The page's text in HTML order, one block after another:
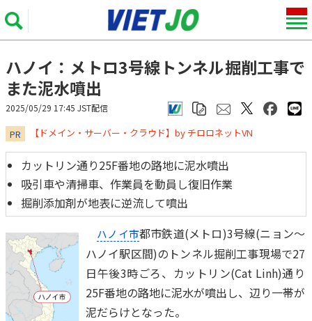
ハノイ：メトロ3号線トンネル掘削工事で
また泥水噴出
2025/05/29 17:45 JST配信
PR ​​​​​​​【ドメイン・サーバー・クラウド】by チロロネットVN
カットリン通り25F番地の路地に泥水噴出
吸引車や清掃車、作業員を動員し復旧作業
掘削添加剤が地表に逆流して噴出
ハノイ市都市鉄道(メトロ)3号線(ニョン～
ハノイ駅区間)のトンネル掘削工事現場で27
日午後3時ごろ、カットリン(Cat Linh)通り
25F番地の路地に泥水が噴出し、辺り一帯が
泥だらけとなった。